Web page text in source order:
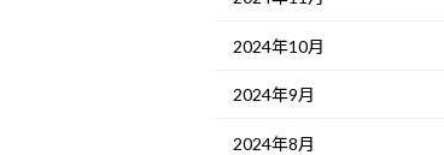
2024年10月
2024年9月
2024年8月